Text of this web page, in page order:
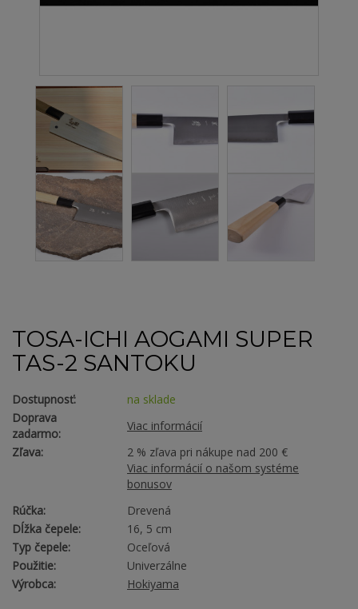
TOSA-ICHI AOGAMI SUPER
TAS-2 SANTOKU
Dostupnosť:
na sklade
Doprava
zadarmo:
Viac informácií
Zľava:
2 % zľava pri nákupe nad 200 €
Viac informácií o našom systéme
bonusov
Rúčka:
Drevená
Dĺžka čepele:
16, 5 cm
Typ čepele:
Oceľová
Použitie:
Univerzálne
Výrobca:
Hokiyama